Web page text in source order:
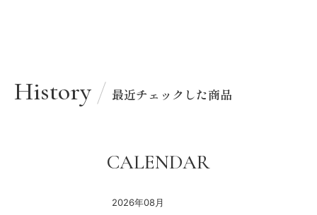
History 最近チェックした商品
CALENDAR